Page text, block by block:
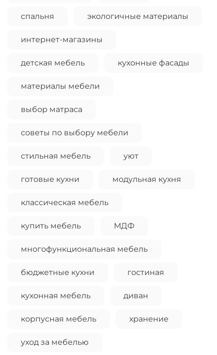
спальня экологичные материалы
интернет-магазины
детская мебель кухонные фасады
материалы мебели
выбор матраса
советы по выбору мебели
стильная мебель уют
готовые кухни модульная кухня
классическая мебель
купить мебель МДФ
многофункциональная мебель
бюджетные кухни гостиная
кухонная мебель диван
корпусная мебель хранение
уход за мебелью